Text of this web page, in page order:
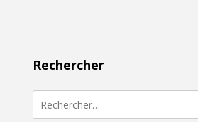
Rechercher
Rechercher :